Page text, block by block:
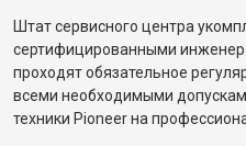
Штат сервисного центра
сертифицированными
проходят обязательное
всеми необходимыми
техники Pioneer на